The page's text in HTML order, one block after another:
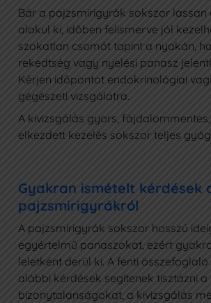
Bár a pajzsmirigyrák sokszor lassan
alakul ki, időben felismerve jól
szokatlan csomót tapint a nyakán,
rekedtség vagy nyelési panasz
Kérjen időpontot endokrinológiai
gégészeti vizsgálatra.
A kivizsgálás gyors,
elkezdett kezelés sokszor teljes
Gyakran ismételt kérdések
pajzsmirigyrákról
A pajzsmirigyrák sokszor hosszú
egyértelmű panaszokat, ezért
leletként derül ki. A fenti
alábbi kérdések segítenek tisztázni
bizonytalanságokat, a kivizsgálás